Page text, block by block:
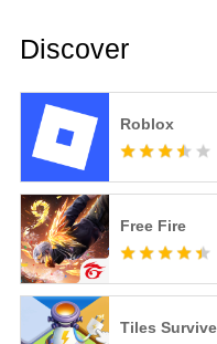
Discover
Roblox
Free Fire
Tiles